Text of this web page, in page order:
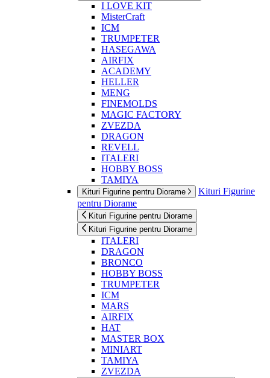
I LOVE KIT
MisterCraft
ICM
TRUMPETER
HASEGAWA
AIRFIX
ACADEMY
HELLER
MENG
FINEMOLDS
MAGIC FACTORY
ZVEZDA
DRAGON
REVELL
ITALERI
HOBBY BOSS
TAMIYA
Kituri Figurine pentru Diorame
Kituri Figurine
pentru Diorame
Kituri Figurine pentru Diorame
Kituri Figurine pentru Diorame
ITALERI
DRAGON
BRONCO
HOBBY BOSS
TRUMPETER
ICM
MARS
AIRFIX
HAT
MASTER BOX
MINIART
TAMIYA
ZVEZDA